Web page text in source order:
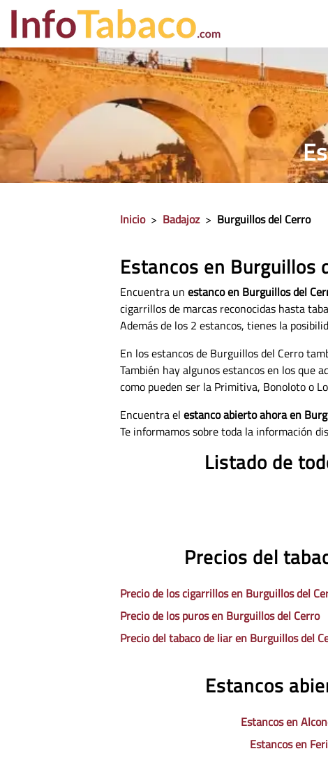
Inicio > Badajoz > Burguillos del Cerro
Estancos en Burguillos
Encuentra un estanco en Burguillos del
cigarrillos de marcas reconocidas hasta
Además de los 2 estancos, tienes la
En los estancos de Burguillos del Cerro
También hay algunos estancos en los que
como pueden ser la Primitiva, Bonoloto o
Encuentra el estanco abierto ahora en
Te informamos sobre toda la información
Listado de
Precios del
Precio de los cigarrillos en Burguillos del
Precio de los puros en Burguillos del Cerro
Precio del tabaco de liar en Burguillos del
Estancos
Estancos en
Estancos en